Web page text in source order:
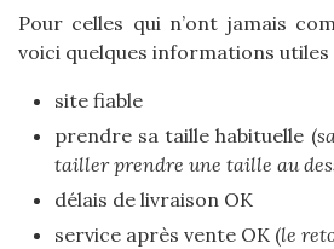
Pour celles qui n’ont jamais
voici quelques informations utiles
site fiable
prendre sa taille habituelle (
tailler prendre une taille au
délais de livraison OK
service après vente OK (le